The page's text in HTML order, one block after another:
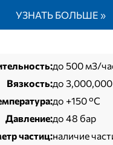
УЗНАТЬ БОЛЬШЕ »
до 500 м3/
Вязкость:до 3,000,000
до +150 °C
Давление:до 48 бар
частиц:наличие